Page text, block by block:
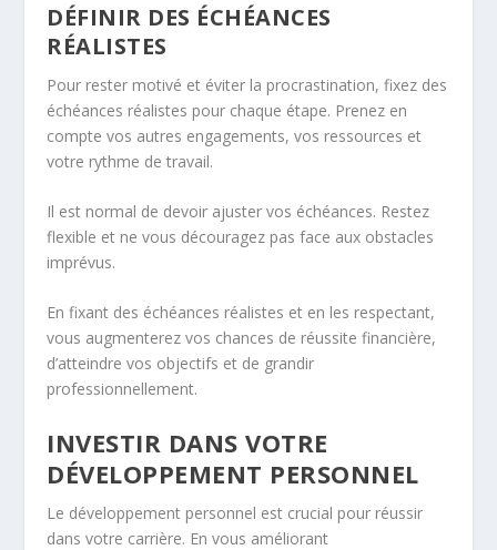
DÉFINIR DES ÉCHÉANCES
RÉALISTES
Pour rester motivé et éviter la procrastination, fixez des
échéances réalistes pour chaque étape. Prenez en
compte vos autres engagements, vos ressources et
votre rythme de travail.
Il est normal de devoir ajuster vos échéances. Restez
flexible et ne vous découragez pas face aux obstacles
imprévus.
En fixant des échéances réalistes et en les respectant,
vous augmenterez vos chances de réussite financière,
d’atteindre vos objectifs et de grandir
professionnellement.
INVESTIR DANS VOTRE
DÉVELOPPEMENT PERSONNEL
Le développement personnel est crucial pour réussir
dans votre carrière. En vous améliorant